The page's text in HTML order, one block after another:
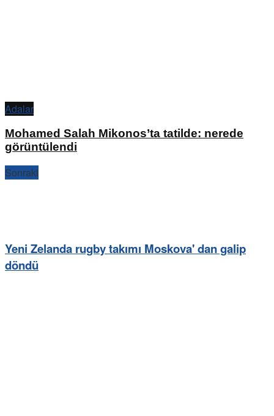
Adalar
Mohamed Salah Mikonos’ta tatilde: nerede
görüntülendi
Sonraki
Yeni Zelanda rugby takımı Moskova' dan galip
döndü